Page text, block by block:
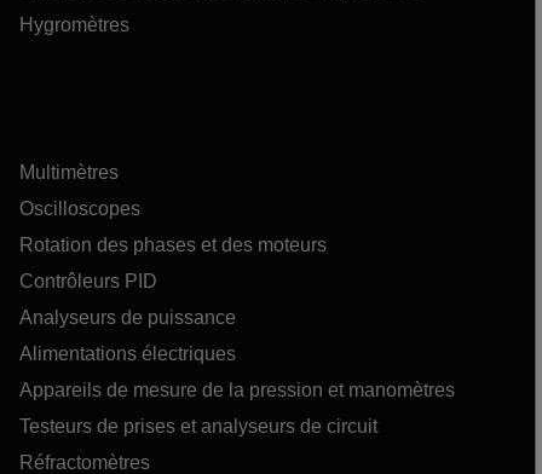
Hygromètres
Multimètres
Oscilloscopes
Rotation des phases et des moteurs
Contrôleurs PID
Analyseurs de puissance
Alimentations électriques
Appareils de mesure de la pression et manomètres
Testeurs de prises et analyseurs de circuit
Réfractomètres